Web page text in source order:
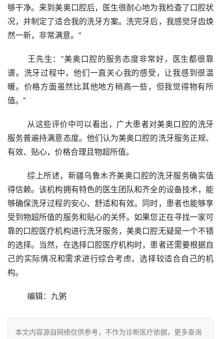
够干净。来到美奥口腔后，医生很耐心地为我检查了口腔状
况，并制定了适合我的洗牙方案。洗完牙后，我感觉牙齿焕
然一新，非常满意。”
谱。洗牙过程中，他们一直关心我的感受，让我感到很温
暖。价格方面虽然比其他地方稍高一些，但我觉得物有所
值。”
服务普遍持满意态度。他们认为美奥口腔的洗牙服务正规、
有效、贴心，价格合理且物超所值。
	综上所述，新疆乌鲁木齐美奥口腔的洗牙服务确实值
得信赖。该机构拥有特色的医生团队和齐全的设备技术，能
够确保洗牙过程的安心、舒适和有效。同时，患者也能够享
受到物超所值的服务和贴心的关怀。如果您正在寻找一家可
靠的口腔医疗机构进行洗牙服务，美奥口腔无疑是一个不错
的选择。当然，在选择口腔医疗机构时，患者还需要根据自
己的实际情况和需求进行综合考虑，选择较适合自己的机
构。
	编辑：九粥
本文内容源自网络仅供参考，不作为诊断医疗依据，更多查询